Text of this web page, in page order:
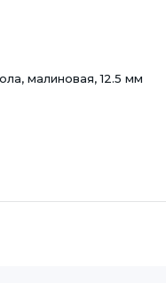
малиновая, 12.5 мм